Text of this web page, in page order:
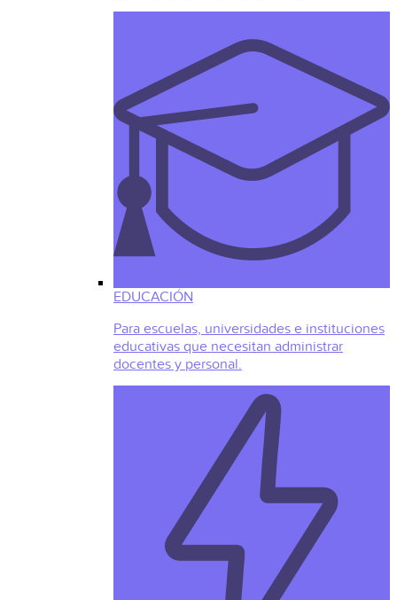
EDUCACIÓN
Para escuelas, universidades e instituciones
educativas que necesitan administrar
docentes y personal.